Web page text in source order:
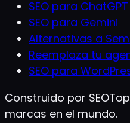
SEO para ChatGPT
SEO para Gemini
Alternativas a
Reemplaza tu
SEO para
Construido por
marcas en el mundo.